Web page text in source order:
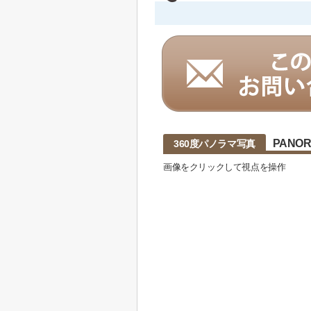
360度パノラマ写真
画像をクリックして視点を操作